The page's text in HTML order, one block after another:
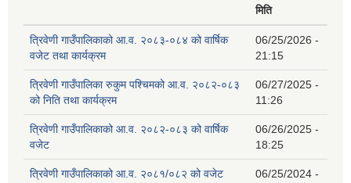
मिति
त्रिवेणी गाउँपालिकाको आ.व. २०८३-०८४ को वार्षिक
वजेट तथा कार्यक्रम
06/25/2026 -
21:15
त्रिवेणी गाउँपालिका रुकुम पश्‍चिमको आ.व. २०८२-०८३
को निति तथा कार्यक्रम
06/27/2025 -
11:26
त्रिवेणी गाउँपालिकाको आ.व. २०८२-०८३ को वार्षिक
वजेट
06/26/2025 -
18:25
त्रिवेणी गाउँपालिकाको आ.व. २०८१/०८२ को वजेट
06/25/2024 -